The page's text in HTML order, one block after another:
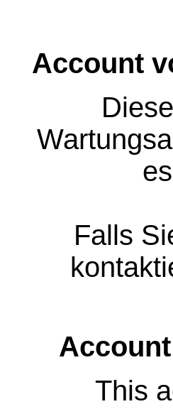
Account
Falls
This